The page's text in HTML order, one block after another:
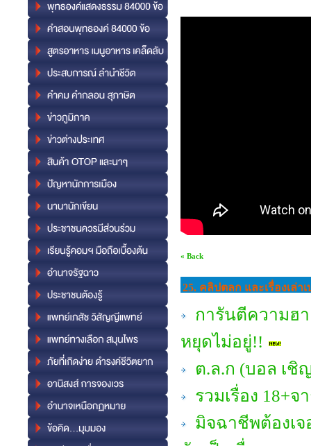
« Back
25. คลิปตลก และเรื่องเล่
การันตีความฮ
หยุดไม่อยู่!!
ต.ล.ก (บอล เชิ
รวมเรื่อง 18+
มิจฉาชีพต้องเ